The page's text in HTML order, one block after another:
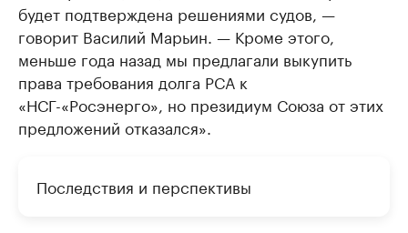
будет подтверждена решениями судов, —
говорит Василий Марьин. — Кроме этого,
меньше года назад мы предлагали выкупить
права требования долга РСА к
«НСГ-«Росэнерго», но президиум Союза от этих
предложений отказался».
Последствия и перспективы